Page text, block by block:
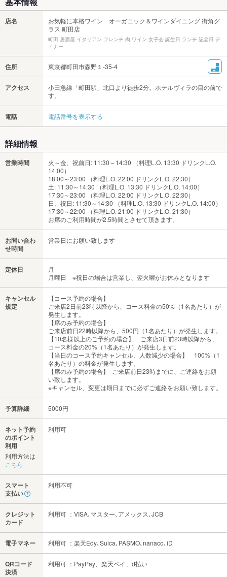
店名
お気軽に本格ワイン オーガニック＆ワインダイニング 街角グ
ラス 町田店
町田 居酒屋 イタリアン フレンチ 肉 ワイン 女子会 誕生日 ランチ 記念日 デ
ィナー
住所 東京都町田市森野１-35-4
アクセス
小田急線「町田駅」北口より徒歩2分。ホテルヴィラの目の前で
す。
電話 電話番号を表示する
詳細情報
営業時間
火～金、祝前日: 11:30～14:30 （料理L.O. 13:30 ドリンクL.O.
14:00）
18:00～23:00 （料理L.O. 22:00 ドリンクL.O. 22:30）
土: 11:30～14:30 （料理L.O. 13:30 ドリンクL.O. 14:00）
17:30～23:00 （料理L.O. 22:00 ドリンクL.O. 22:30）
日、祝日: 11:30～14:30 （料理L.O. 13:30 ドリンクL.O. 14:00）
17:30～22:00 （料理L.O. 21:00 ドリンクL.O. 21:30）
お席のご利用時間が2.5時間とさせて頂きます。
お問い合わ
せ時間
営業日にお願い致します
定休日
月
月曜日 ※祝日の場合は営業し、翌火曜がお休みとなります
キャンセル
規定
【コース予約の場合】
ご来店2日前23時以降から、コース料金の50%（1名あたり）が
発生します。
【席のみ予約の場合】
ご来店前日22時以降から、500円（1名あたり）が発生します。
【10名様以上のご予約の場合】 ご来店3日前23時以降から、
コース料金の20%（1名あたり）が発生します。
【当日のコース予約キャンセル、人数減少の場合】 100%（1
名あたり）の料金が発生します。
【席のみ予約の場合】 ご来店前日23時までに、ご連絡をお願
い致します。
※キャンセル、変更は期日までに必ずご連絡をお願い致します。
予算詳細 5000円
ネット予約
のポイント
利用
利用方法は
こちら
利用可
スマート
支払い
利用不可
クレジット
カード
利用可 ：VISA､マスター､アメックス､JCB
電子マネー 利用可 ：楽天Edy､Suica､PASMO､nanaco､iD
QRコード
決済
利用可 ：PayPay、楽天ペイ、d払い